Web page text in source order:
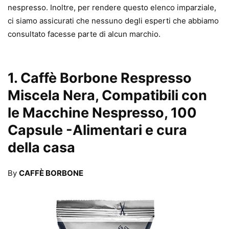
nespresso. Inoltre, per rendere questo elenco imparziale,
ci siamo assicurati che nessuno degli esperti che abbiamo
consultato facesse parte di alcun marchio.
1. Caffè Borbone Respresso
Miscela Nera, Compatibili con
le Macchine Nespresso, 100
Capsule -Alimentari e cura
della casa
By CAFFÈ BORBONE